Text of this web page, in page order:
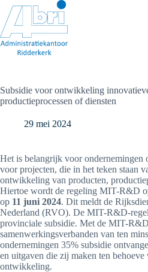
naar
de
inhoud
Subsidie voor ontwikkeling
productieprocessen of diensten
29 mei 2024
Het is belangrijk voor ondernemingen
voor projecten, die in het teken staan
ontwikkeling van producten,
Hiertoe wordt de regeling MIT-R&D
op 11 juni 2024. Dit meldt de
Nederland (RVO). De MIT-R&D-
provinciale subsidie. Met de MIT-
samenwerkingsverbanden van ten
ondernemingen 35% subsidie
en uitgaven die zij maken ten
ontwikkeling.